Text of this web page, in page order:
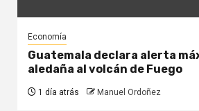
Economía
Guatemala declara alerta
aledaña al volcán de Fuego
1 día atrás Manuel Ordoñez